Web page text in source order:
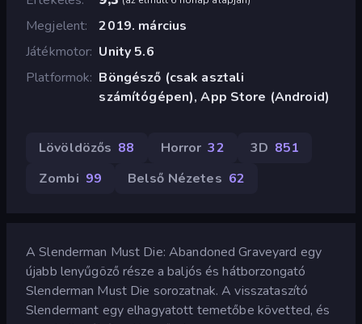
Megjelent
2019. március
Játékmotor Unity 5.6
Platformok Böngésző (csak asztali
számítógépen), App Store (Android)
Lövöldözős 88 Horror 32 3D 851
Zombi 99 Belső Nézetes 62
A Slenderman Must Die: Abandoned Graveyard egy
újabb lenyűgöző része a baljós és hátborzongató
Slenderman Must Die sorozatnak. A visszataszító
Slendermant egy elhagyatott temetőbe követted, és